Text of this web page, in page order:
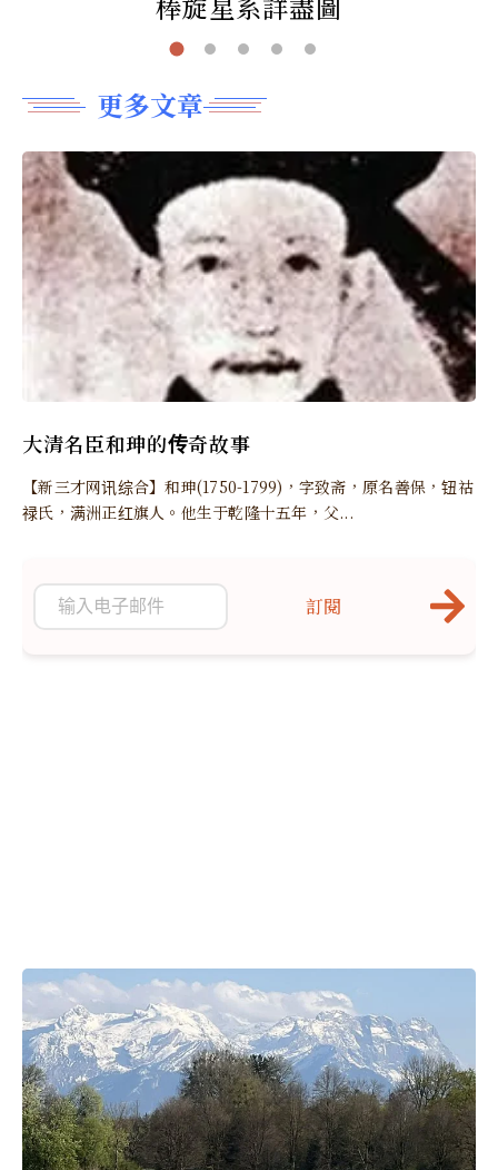
棒旋星系詳盡圖
更多文章
大清名臣和珅的传奇故事
【新三才网讯综合】和珅(1750-1799)，字致斋，原名善保，钮祜
禄氏，满洲正红旗人。他生于乾隆十五年，父...
訂閱